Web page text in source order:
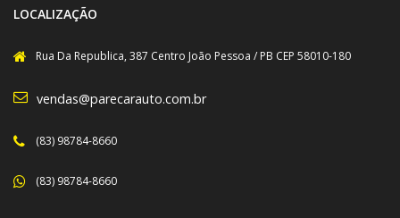
LOCALIZAÇÃO
Rua Da Republica, 387 Centro João Pessoa / PB CEP 58010-180
vendas@parecarauto.com.br
(83) 98784-8660
(83) 98784-8660